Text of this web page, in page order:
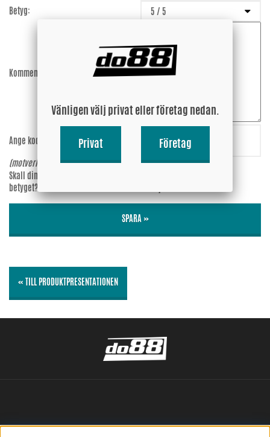
Betyg:
Kommentar:
Ange koden:
(motverkar spam)
Skall din epost-adress synas vid
betyget?
SPARA »
« TILL PRODUKTPRESENTATIONEN
Vänligen välj privat eller företag nedan.
Privat Företag